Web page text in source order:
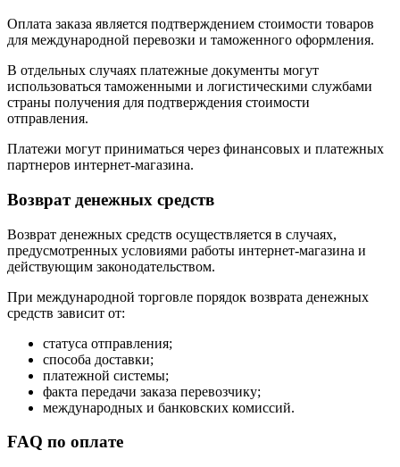
Оплата заказа является подтверждением стоимости товаров
для международной перевозки и таможенного оформления.
В отдельных случаях платежные документы могут
использоваться таможенными и логистическими службами
страны получения для подтверждения стоимости
отправления.
Платежи могут приниматься через финансовых и платежных
партнеров интернет-магазина.
Возврат денежных средств
Возврат денежных средств осуществляется в случаях,
предусмотренных условиями работы интернет-магазина и
действующим законодательством.
При международной торговле порядок возврата денежных
средств зависит от:
статуса отправления;
способа доставки;
платежной системы;
факта передачи заказа перевозчику;
международных и банковских комиссий.
FAQ по оплате